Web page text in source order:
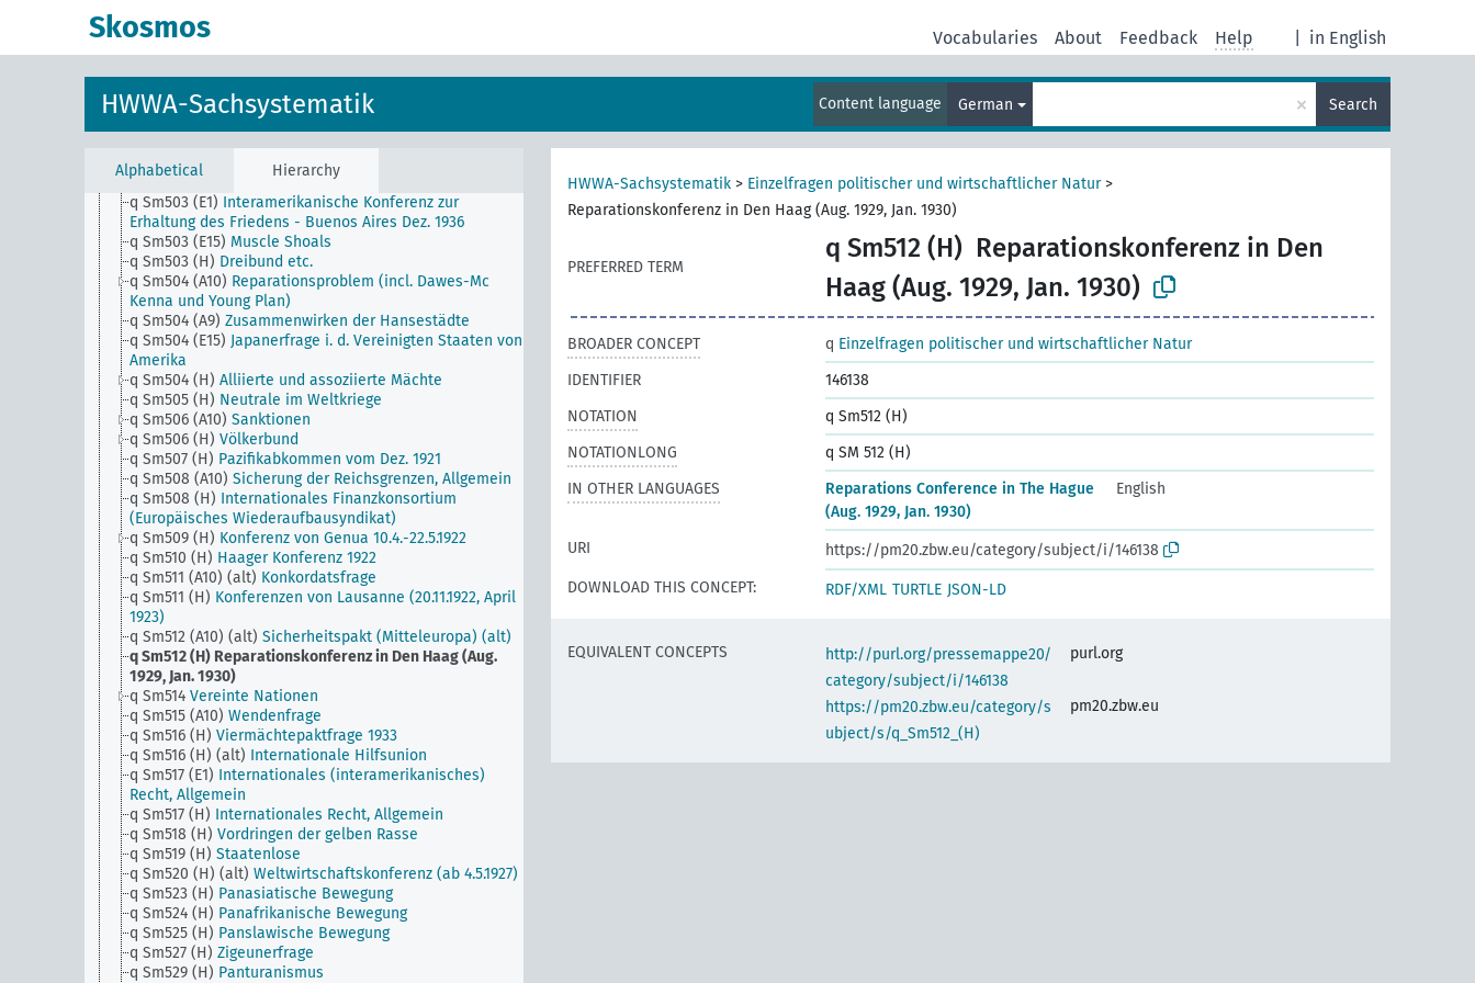
Skosmos in English
Vocabularies About Feedback Help
HWWA-Sachsystematik Content language German × Search
Alphabetical Hierarchy
q Sm502 (E15)
q Sm503 (A10) Neutrale Zone
Freihafen der Tschechoslowakei in
q Sm503 (C5)
Vereinigung von Nordrhodesien und
Südrhodesien und Nyassaland (Njassaland)
q Sm503 (E1) Interamerikanische Konferenz zur
Erhaltung des Friedens - Buenos Aires Dez. 1936
q Sm503 (E15) Muscle Shoals
q Sm503 (H) Dreibund etc.
q Sm504 (A10) Reparationsproblem (incl. Dawes-Mc
Kenna und Young Plan)
q Sm504 (A9) Zusammenwirken der Hansestädte
q Sm504 (E15) Japanerfrage i. d. Vereinigten Staaten von
Amerika
q Sm504 (H) Alliierte und assoziierte Mächte
q Sm505 (H) Neutrale im Weltkriege
q Sm506 (A10) Sanktionen
q Sm506 (H) Völkerbund
q Sm507 (H) Pazifikabkommen vom Dez. 1921
q Sm508 (A10) Sicherung der Reichsgrenzen, Allgemein
q Sm508 (H) Internationales Finanzkonsortium
(Europäisches Wiederaufbausyndikat)
q Sm509 (H) Konferenz von Genua 10.4.-22.5.1922
q Sm510 (H) Haager Konferenz 1922
q Sm511 (A10) (alt) Konkordatsfrage
q Sm511 (H) Konferenzen von Lausanne (20.11.1922, April
1923)
q Sm512 (A10) (alt) Sicherheitspakt (Mitteleuropa) (alt)
q Sm512 (H) Reparationskonferenz in Den Haag (Aug.
1929, Jan. 1930)
q Sm514 Vereinte Nationen
q Sm515 (A10) Wendenfrage
q Sm516 (H) Viermächtepaktfrage 1933
q Sm516 (H) (alt) Internationale Hilfsunion
q Sm517 (E1) Internationales (interamerikanisches)
Recht, Allgemein
q Sm517 (H) Internationales Recht, Allgemein
q Sm518 (H) Vordringen der gelben Rasse
q Sm519 (H) Staatenlose
q Sm520 (H) (alt) Weltwirtschaftskonferenz (ab 4.5.1927)
q Sm523 (H) Panasiatische Bewegung
q Sm524 (H) Panafrikanische Bewegung
q Sm525 (H) Panslawische Bewegung
q Sm527 (H) Zigeunerfrage
q Sm529 (H) Panturanismus
HWWA-Sachsystematik > Einzelfragen politischer und wirtschaftlicher Natur>
Reparationskonferenz in Den Haag (Aug. 1929, Jan. 1930)
PREFERRED TERM
q Sm512 (H) Reparationskonferenz in Den
Haag (Aug. 1929, Jan. 1930)
BROADER CONCEPT q Einzelfragen politischer und wirtschaftlicher Natur
IDENTIFIER
146138
NOTATION
q Sm512 (H)
NOTATIONLONG
q SM 512 (H)
IN OTHER LANGUAGES
Reparations Conference in The Hague
(Aug. 1929, Jan. 1930)
English
URI
https://pm20.zbw.eu/category/subject/i/146138
DOWNLOAD THIS CONCEPT:
RDF/XML TURTLE JSON-LD
EQUIVALENT CONCEPTS
http://purl.org/pressemappe20/
category/subject/i/146138
purl.org
https://pm20.zbw.eu/category/s
ubject/s/q_Sm512_(H)
pm20.zbw.eu